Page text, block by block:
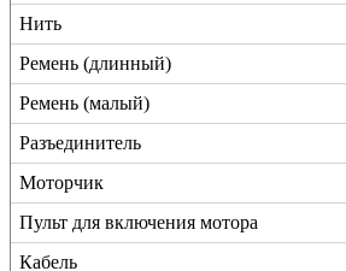
Нить
Ремень (длинный)
Ремень (малый)
Разъединитель
Моторчик
Пульт для включения мотора
Кабель